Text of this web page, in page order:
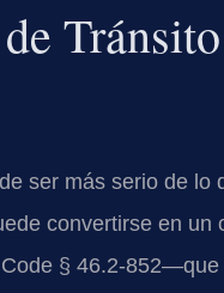
ser más serio de lo
convertirse en
§ 46.2-852—que